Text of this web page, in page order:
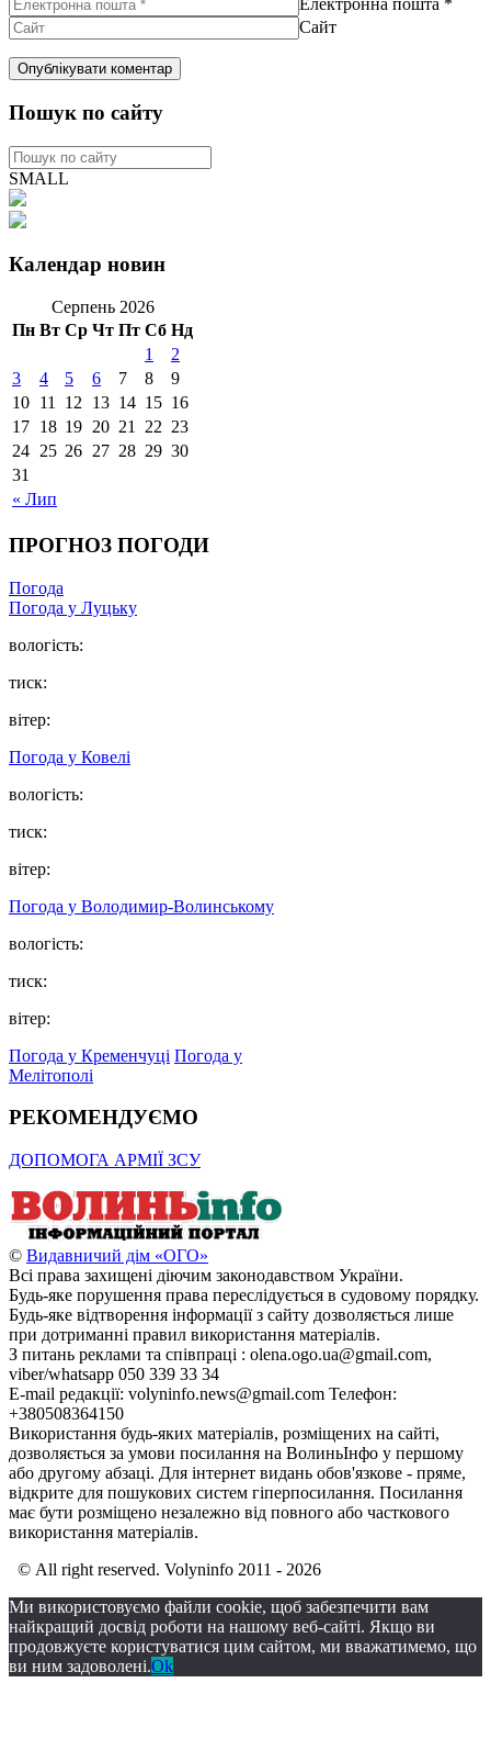
Електронна пошта *
Сайт
Пошук по сайту
SMALL
Календар новин
Серпень 2026
Пн Вт Ср Чт Пт Сб Нд
« Лип
1
2
3
4 5 6 7 8
9
10 11 12 13 14 15 16
17 18 19 20 21 22 23
24 25 26 27 28 29 30
31
ПРОГНОЗ ПОГОДИ
Погода
Погода у Луцьку
вологість:
тиск:
вітер:
Погода у Ковелі
вологість:
тиск:
вітер:
Погода у Володимир-Волинському
вологість:
тиск:
вітер:
Погода у Кременчуці Погода у
Мелітополі
РЕКОМЕНДУЄМО
ДОПОМОГА АРМІЇ ЗСУ
© Видавничий дім «ОГО»
Всі права захищені діючим законодавством України.
Будь-яке порушення права переслідується в судовому порядку.
Будь-яке відтворення інформації з сайту дозволяється лише
при дотриманні правил використання матеріалів.
З питань реклами та співпраці : olena.ogo.ua@gmail.com,
viber/whatsapp 050 339 33 34
E-mail редакції: volyninfo.news@gmail.com Телефон:
+380508364150
Використання будь-яких матеріалів, розміщених на сайті,
дозволяється за умови посилання на ВолиньІнфо у першому
або другому абзаці. Для інтернет видань обов'язкове - пряме,
відкрите для пошукових систем гіперпосилання. Посилання
має бути розміщено незалежно від повного або часткового
використання матеріалів.
© All right reserved. Volyninfo 2011 - 2026
Ми використовуємо файли cookie, щоб забезпечити вам
найкращий досвід роботи на нашому веб-сайті. Якщо ви
продовжуєте користуватися цим сайтом, ми вважатимемо, що
ви ним задоволені.Ok